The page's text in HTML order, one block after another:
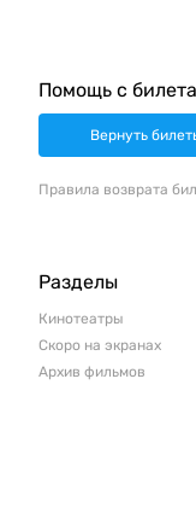
Помощь с
Вернуть
Правила возврата
Разделы
Кинотеатры
Скоро на экранах
Архив фильмов